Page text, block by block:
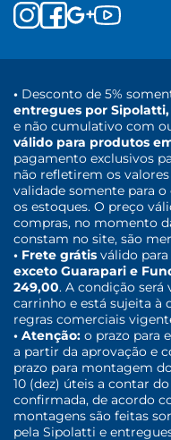
• Desconto de 5%
entregues por Sipolatti,
e não cumulativo com
válido para produtos
pagamento exclusivos
não refletirem os
validade somente para
os estoques. O preço
compras, no momento
constam no site, são
• Frete grátis válido
exceto Guarapari e
249,00. A condição
carrinho e está sujeita à
regras comerciais
• Atenção: o prazo para
a partir da aprovação e
prazo para montagem
10 (dez) úteis a contar
confirmada, de acordo
montagens são feitas
pela Sipolatti e